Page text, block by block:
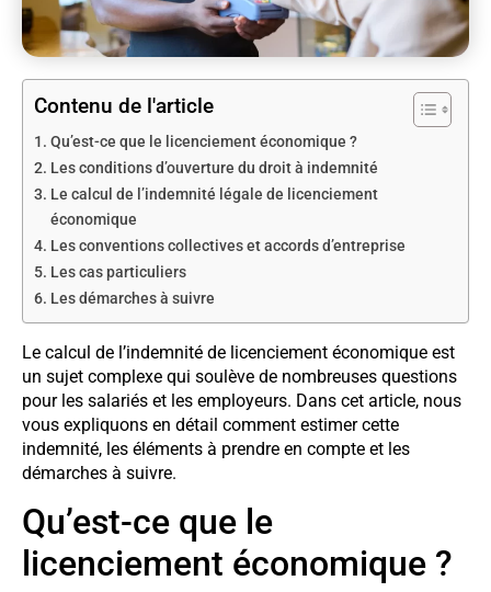
Contenu de l'article
Qu’est-ce que le licenciement économique ?
Les conditions d’ouverture du droit à indemnité
Le calcul de l’indemnité légale de licenciement
économique
Les conventions collectives et accords d’entreprise
Les cas particuliers
Les démarches à suivre
Le calcul de l’indemnité de licenciement économique est
un sujet complexe qui soulève de nombreuses questions
pour les salariés et les employeurs. Dans cet article, nous
vous expliquons en détail comment estimer cette
indemnité, les éléments à prendre en compte et les
démarches à suivre.
Qu’est-ce que le
licenciement économique ?